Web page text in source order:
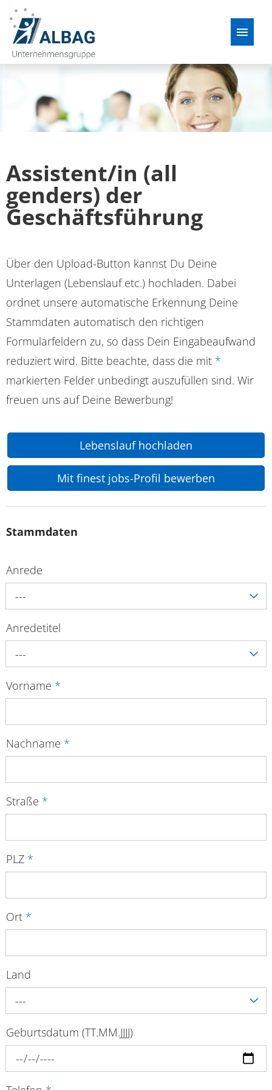
Stellenangebote
Über uns
Der Bewerbungsprozess
FAQ
Assistent/in (all
genders) der
Geschäftsführung
Über den Upload-Button kannst Du Deine
Unterlagen (Lebenslauf etc.) hochladen. Dabei
ordnet unsere automatische Erkennung Deine
Stammdaten automatisch den richtigen
Formularfeldern zu, so dass Dein Eingabeaufwand
reduziert wird. Bitte beachte, dass die mit *
markierten Felder unbedingt auszufüllen sind. Wir
freuen uns auf Deine Bewerbung!
Lebenslauf hochladen
Mit finest jobs-Profil bewerben
Stammdaten
Anrede
---
Anredetitel
---
Vorname *
Nachname *
Straße *
PLZ *
Ort *
Land
---
Geburtsdatum (TT.MM.JJJJ)